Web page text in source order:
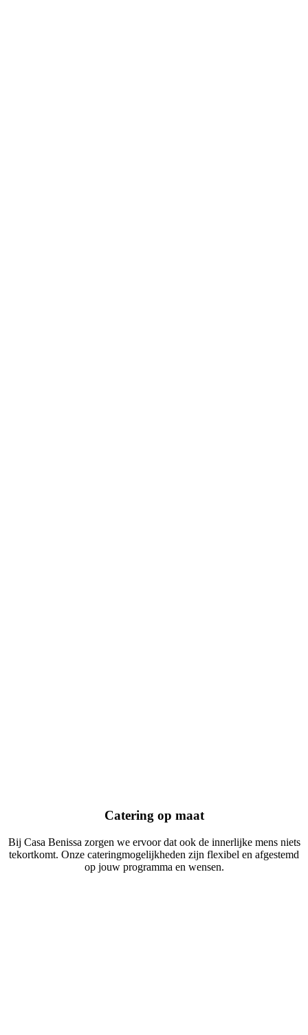
Catering op maat
Bij Casa Benissa zorgen we ervoor dat ook de innerlijke mens niets
tekortkomt. Onze cateringmogelijkheden zijn flexibel en afgestemd
op jouw programma en wensen.